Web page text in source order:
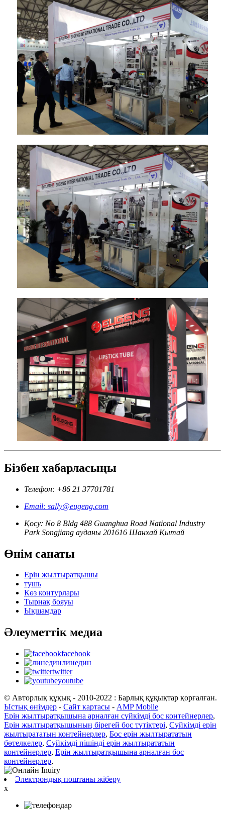
Бізбен хабарласыңы
Телефон: +86 21 37701781
Email: sally@eugeng.com
Қосу: No 8 Bldg 488 Guanghua Road National Industry
Park Songjiang ауданы 201616 Шанхай Қытай
Өнім санаты
Ерін жылтыратқышы
тушь
Көз контурлары
Тырнақ бояуы
Ықшамдар
Әлеуметтік медиа
facebook
линедин
twitter
youtube
© Авторлық құқық - 2010-2022 : Барлық құқықтар қорғалған.
Ыстық өнімдер - Сайт картасы - AMP Mobile
Ерін жылтыратқышына арналған сүйкімді бос контейнерлер,
Ерін жылтыратқышының бірегей бос түтіктері, Сүйкімді ерін
жылтырататын контейнерлер, Бос ерін жылтырататын
бөтелкелер, Сүйкімді пішінді ерін жылтырататын
контейнерлер, Ерін жылтыратқышына арналған бос
контейнерлер,
Электрондық поштаны жіберу
x